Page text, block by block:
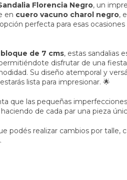
Florencia Negro, un
en cuero vacuno charol negro,
perfecta para esas
de 7 cms, estas sandalias
disfrutar de una
Su diseño atemporal y
lista para impresionar. 🌟
que las pequeñas
de cada par una pieza
podés realizar cambios por talle,